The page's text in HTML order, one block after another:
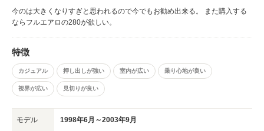
今のは大きくなりすぎと思われるので今でもお勧め出来る。 また購入する
ならフルエアロの280が欲しい。
特徴
カジュアル 押し出しが強い 室内が広い 乗り心地が良い
視界が広い 見切りが良い
モデル 1998年6月～2003年9月